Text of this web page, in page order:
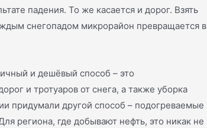
падения. То же касается и дорог. Взять
снегопадом микрорайон превращается в
и дешёвый способ – это
и тротуаров от снега, а также уборка
придумали другой способ – подогреваемые
региона, где добывают нефть, это никак не